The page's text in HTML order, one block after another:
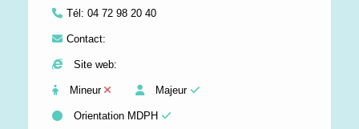
Tél: 04 72 98 20 40
Contact:
Site web:
Mineur Majeur
Orientation MDPH